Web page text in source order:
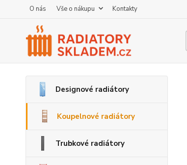
O nás Vše o nákupu Kontakty
Designové radiátory
Koupelnové radiátory
Trubkové radiátory